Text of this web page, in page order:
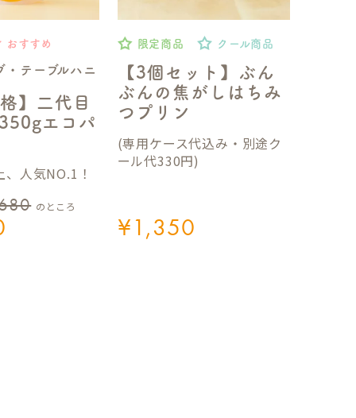
・テーブルハニ
】二代目
エコパ
おすすめ
のところ
人気NO.1！
【3個セット】ぶん
ぶんの焦がしはちみ
つプリン
限定商品 クール商品
¥1,350
(専用ケース代込み・別途ク
ール代330円)